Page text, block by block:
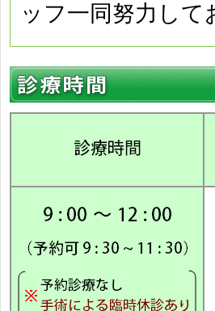
ッフ一同努力して